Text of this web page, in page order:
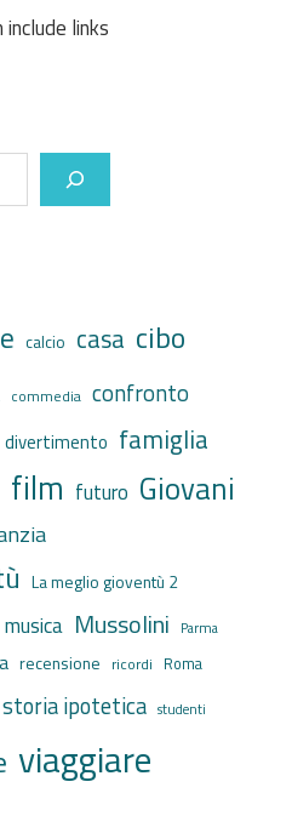
links
calcio casa cibo
commedia confronto
divertimento famiglia
film futuro Giovani
La meglio gioventù 2
musica Mussolini Parma
recensione ricordi Roma
storia ipotetica studenti
viaggiare